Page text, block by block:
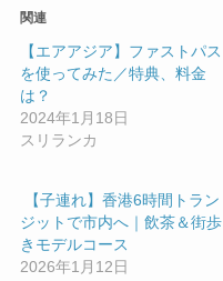
関連
【エアアジア】ファストパス
を使ってみた／特典、料金
は？
2024年1月18日
スリランカ
【子連れ】香港6時間トラン
ジットで市内へ｜飲茶＆街歩
きモデルコース
2026年1月12日